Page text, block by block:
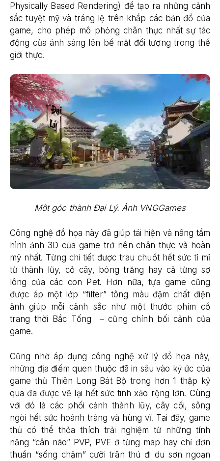
Physically Based Rendering) để tạo ra những cảnh
sắc tuyệt mỹ và tráng lệ trên khắp các bản đồ của
game, cho phép mô phỏng chân thực nhất sự tác
động của ánh sáng lên bề mặt đối tượng trong thế
giới thực.
Một góc thành Đại Lý. Ảnh VNGGames
Công nghệ đồ họa này đã giúp tái hiện và nâng tầm
hình ảnh 3D của game trở nên chân thực và hoàn
mỹ nhất. Từng chi tiết được trau chuốt hết sức tỉ mỉ
từ thành lũy, cỏ cây, bóng trăng hay cả từng sợ
lông của các con Pet. Hơn nữa, tựa game cũng
được áp một lớp “filter” tông màu đậm chất điện
ảnh giúp mỗi cảnh sắc như một thước phim cổ
trang thời Bắc Tống – cũng chính bối cảnh của
game.
Cũng nhờ áp dụng công nghệ xử lý đồ họa này,
những địa điểm quen thuộc đã in sâu vào ký ức của
game thủ Thiên Long Bát Bộ trong hơn 1 thập kỷ
qua đã được vẽ lại hết sức tinh xảo rộng lớn. Cùng
với đó là các phối cảnh thành lũy, cây cối, sông
ngòi hết sức hoành tráng và hùng vĩ. Tại đây, game
thủ có thể thỏa thích trải nghiệm từ những tính
năng “cân não” PVP, PVE ở từng map hay chỉ đơn
thuần “sống chậm” cưỡi trân thú đi du sơn ngoạn